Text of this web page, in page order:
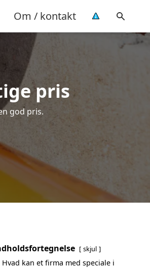
Om / kontakt
pris
god pris.
skjul
Hvad kan et firma med speciale i